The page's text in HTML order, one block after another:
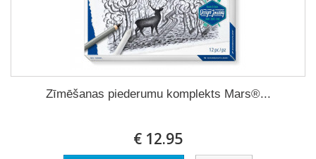
Zīmēšanas piederumu komplekts Mars®...
€ 12.95